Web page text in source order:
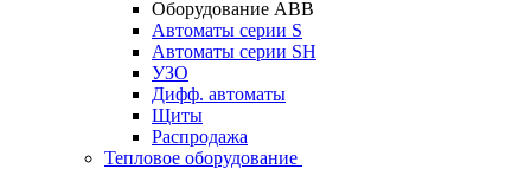
Оборудование АВВ
Автоматы серии S
Автоматы серии SH
УЗО
Дифф. автоматы
Щиты
Распродажа
Тепловое оборудование